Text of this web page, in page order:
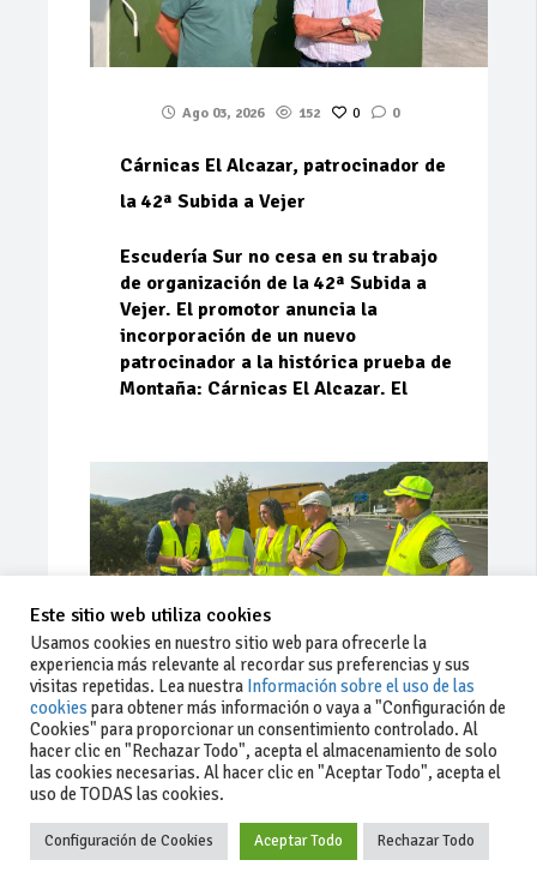
Ago 03, 2026 152 0 0
Cárnicas El Alcazar, patrocinador de
la 42ª Subida a Vejer
Escudería Sur no cesa en su trabajo
de organización de la 42ª Subida a
Vejer. El promotor anuncia la
incorporación de un nuevo
patrocinador a la histórica prueba de
Montaña: Cárnicas El Alcazar. El
Ago 03, 2026 81 0 0
La Junta implementa mejoras en la
A381 por Los Barrios
Este sitio web utiliza cookies
Usamos cookies en nuestro sitio web para ofrecerle la
experiencia más relevante al recordar sus preferencias y sus
visitas repetidas. Lea nuestra Información sobre el uso de las
cookies para obtener más información o vaya a "Configuración de
Cookies" para proporcionar un consentimiento controlado. Al
hacer clic en "Rechazar Todo", acepta el almacenamiento de solo
las cookies necesarias. Al hacer clic en "Aceptar Todo", acepta el
uso de TODAS las cookies.
Configuración de Cookies Aceptar Todo Rechazar Todo